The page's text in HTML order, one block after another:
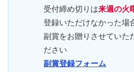
受付締め切りは来週の火
登録いただけなかった場
副賞をお贈りさせていた
ださい
副賞登録フォーム